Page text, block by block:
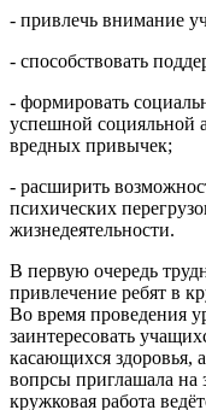
- привлечь внимание
- способствовать
- формировать
успешной социяльной
вредных привычек;
- расширить
психических
жизнедеятельности.
В первую очередь
привлечение ребят в
Во время проведения
заинтересовать
касающихся здоровья,
вопрсы приглашала на
кружковая работа